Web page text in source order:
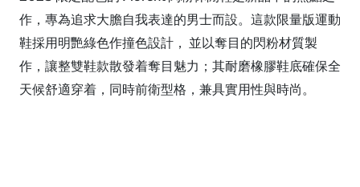
作，專為追求大膽自我表達的男士而設。這款限量版運動
鞋採用明艷綠色作撞色設計， 並以奪目的閃粉材質製
作，讓整雙鞋款散發着奪目魅力；其耐磨橡膠鞋底確保全
天候舒適穿着，同時前衛型格，兼具實用性與時尚。